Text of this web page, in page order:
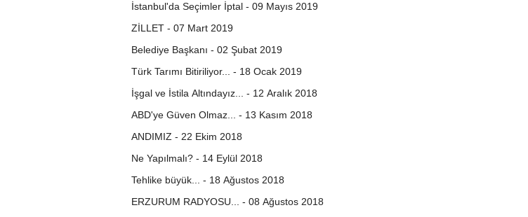
İstanbul'da Seçimler İptal - 09 Mayıs 2019
ZİLLET - 07 Mart 2019
Belediye Başkanı - 02 Şubat 2019
Türk Tarımı Bitiriliyor... - 18 Ocak 2019
İşgal ve İstila Altındayız... - 12 Aralık 2018
ABD'ye Güven Olmaz... - 13 Kasım 2018
ANDIMIZ - 22 Ekim 2018
Ne Yapılmalı? - 14 Eylül 2018
Tehlike büyük... - 18 Ağustos 2018
ERZURUM RADYOSU... - 08 Ağustos 2018